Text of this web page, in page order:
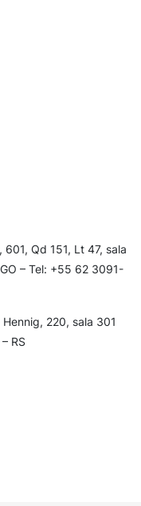
Qd 151, Lt 47, sala
– Tel: +55 62 3091-
220, sala 301
RS